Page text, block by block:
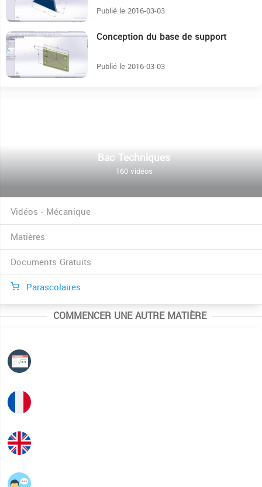
Publié le 2016-03-03
4:43 Conception du base de support
Publié le 2016-03-03
Bac Techniques
160 vidéos
Vidéos - Mécanique
Matières
Documents Gratuits
Parascolaires
COMMENCER UNE AUTRE MATIÈRE